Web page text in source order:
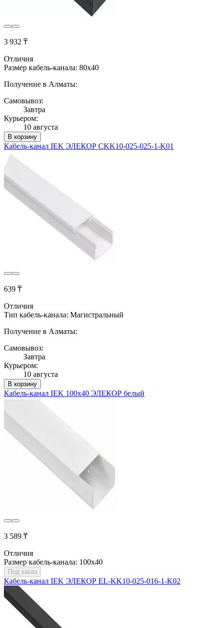
3 932 ₸
Отличия
Размер кабель-канала: 80x40
Получение в Алматы:
Самовывоз:
Завтра
Курьером:
10 августа
В корзину
Кабель-канал IEK ЭЛЕКОР CKK10-025-025-1-K01
639 ₸
Отличия
Тип кабель-канала: Магистральный
Получение в Алматы:
Самовывоз:
Завтра
Курьером:
10 августа
В корзину
Кабель-канал IEK 100х40 ЭЛЕКОР белый
3 589 ₸
Отличия
Размер кабель-канала: 100x40
Под заказ
Кабель-канал IEK ЭЛЕКОР EL-KK10-025-016-1-K02